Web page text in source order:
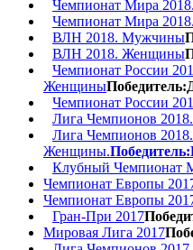
Чемпионат Мира
Чемпионат Мира
ВЛН 2018. Мужчины
ВЛН 2018. Женщины
Чемпионат России
Женщины
Чемпионат России
Лига Чемпионов
Лига Чемпионов 2018.
Женщины.
Клубный Чемпионат
Чемпионат Европы
Чемпионат Европы
Гран-При 2017
Мировая Лига 2017